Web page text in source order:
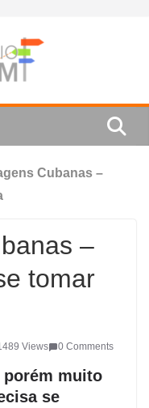
Cubanas –
–
tomar
Views 0 Comments
porém muito
se